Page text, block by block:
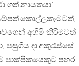
ගත් නායකයා’
කොල්ලකෑමටත්,
අහිමි කිරීමටත්
පසුගිය දා අකුරැස්සේ
පාක්ෂිකයෙකුට පහර